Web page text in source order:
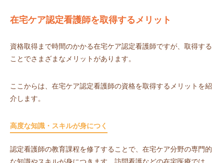
在宅ケア認定看護師を取得するメリット
資格取得まで時間のかかる在宅ケア認定看護師ですが、取得する
ことでさまざまなメリットがあります。
ここからは、在宅ケア認定看護師の資格を取得するメリットを紹
介します。
高度な知識・スキルが身につく
認定看護師の教育課程を修了することで、在宅ケア分野の専門的